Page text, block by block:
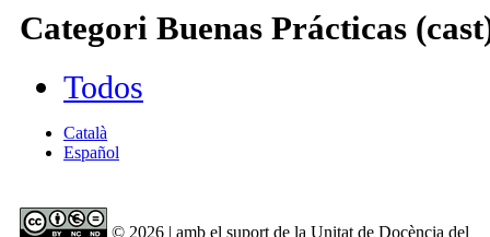
Categori Buenas Prácticas
Todos
Català
Español
© 2026 | amb el suport de la Unitat de Docència del